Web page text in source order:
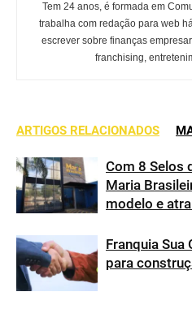
Tem 24 anos, é formada em
trabalha com redação para web
escrever sobre finanças
franchising,
ARTIGOS RELACIONADOS
Com 8 Selos
Maria
modelo e
Franquia Sua
para